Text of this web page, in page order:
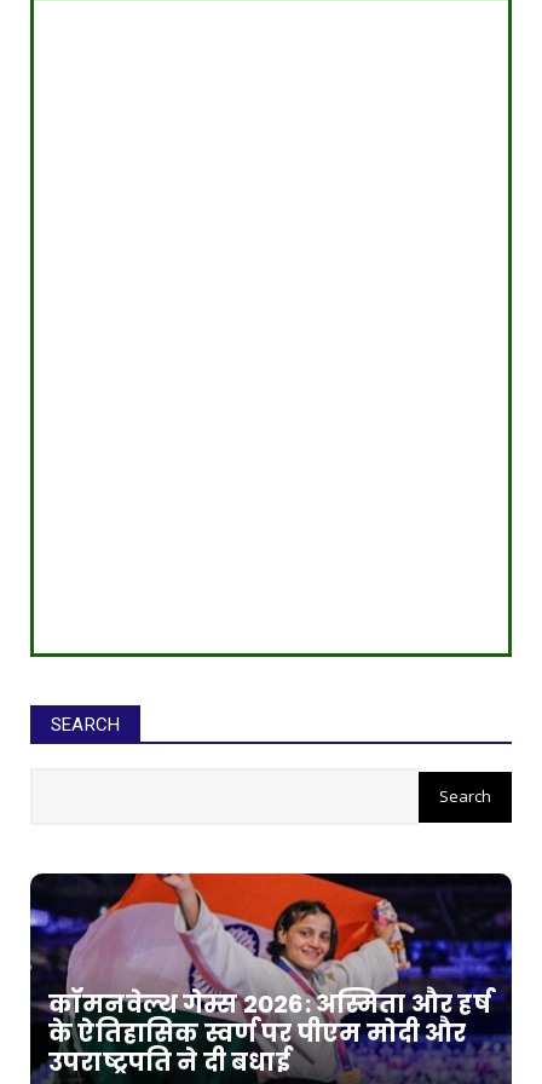
SEARCH
कॉमनवेल्थ गेम्स 2026: अस्मिता और हर्ष
के ऐतिहासिक स्वर्ण पर पीएम मोदी और
उपराष्ट्रपति ने दी बधाई